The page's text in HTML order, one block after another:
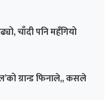
चाँदी पनि महँगियो
ग्रान्ड फिनाले,, कसले